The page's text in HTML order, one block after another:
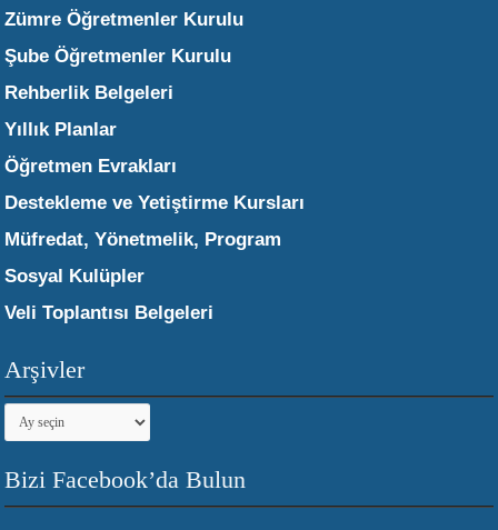
Zümre Öğretmenler Kurulu
Şube Öğretmenler Kurulu
Rehberlik Belgeleri
Yıllık Planlar
Öğretmen Evrakları
Destekleme ve Yetiştirme Kursları
Müfredat, Yönetmelik, Program
Sosyal Kulüpler
Veli Toplantısı Belgeleri
Arşivler
Arşivler
Bizi Facebook’da Bulun